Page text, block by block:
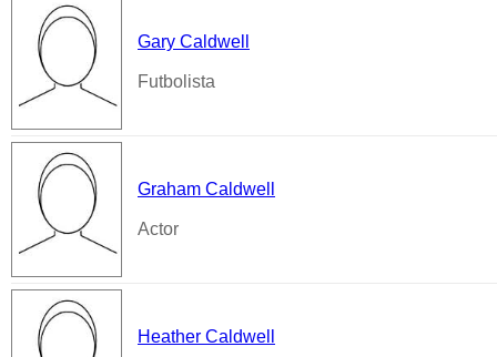
Gary Caldwell
Futbolista
Graham Caldwell
Actor
Heather Caldwell